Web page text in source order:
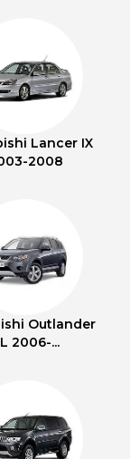
Lancer IX
2008
Outlander
2006-...